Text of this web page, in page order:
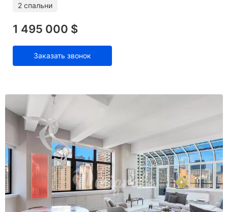
2 спальни
1 495 000 $
Заказать звонок